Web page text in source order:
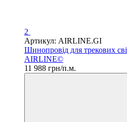
2
Артикул: AIRLINE.GI
Шинопровід для трекових
AIRLINE©
11 988 грн/п.м.